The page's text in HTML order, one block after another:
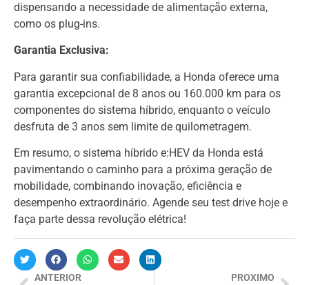
dispensando a necessidade de alimentação externa,
como os plug-ins.
Garantia Exclusiva:
Para garantir sua confiabilidade, a Honda oferece uma
garantia excepcional de 8 anos ou 160.000 km para os
componentes do sistema híbrido, enquanto o veículo
desfruta de 3 anos sem limite de quilometragem.
Em resumo, o sistema híbrido e:HEV da Honda está
pavimentando o caminho para a próxima geração de
mobilidade, combinando inovação, eficiência e
desempenho extraordinário. Agende seu test drive hoje e
faça parte dessa revolução elétrica!
ANTERIOR PROXIMO